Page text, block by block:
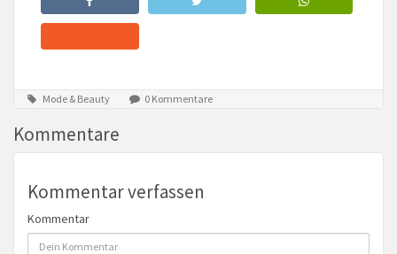
Mode & Beauty 0 Kommentare
Kommentare
Kommentar verfassen
Kommentar